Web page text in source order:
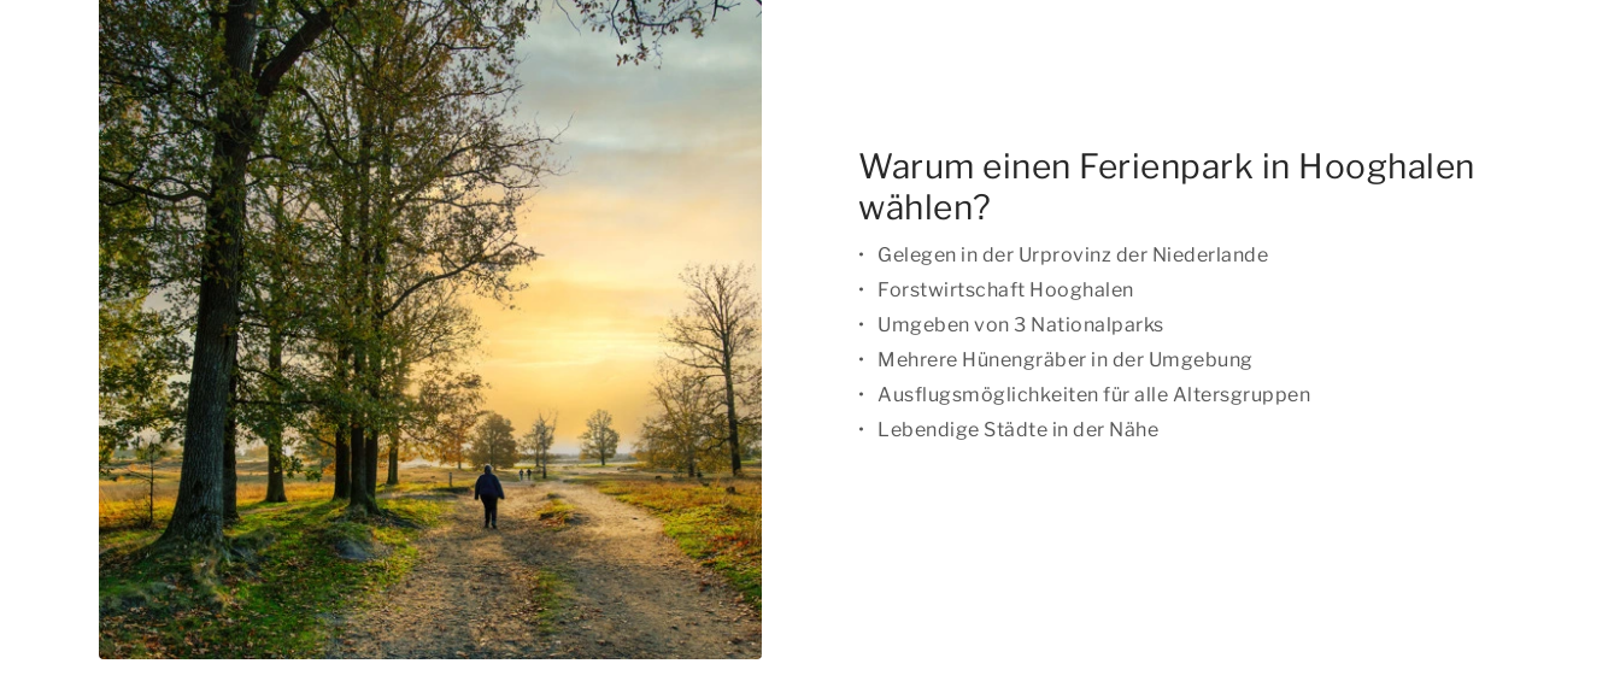
Warum einen Ferienpark in Hooghalen
wählen?
Gelegen in der Urprovinz der Niederlande
Forstwirtschaft Hooghalen
Umgeben von 3 Nationalparks
Mehrere Hünengräber in der Umgebung
Ausflugsmöglichkeiten für alle Altersgruppen
Lebendige Städte in der Nähe